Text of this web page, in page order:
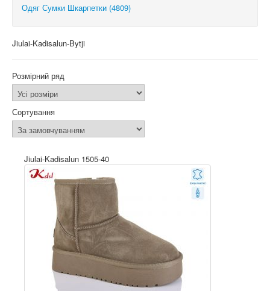
Одяг Сумки Шкарпетки (4809)
Jiulai-Kadisalun-Bytji
Розмірний ряд
Сортування
Jiulai-Kadisalun 1505-40